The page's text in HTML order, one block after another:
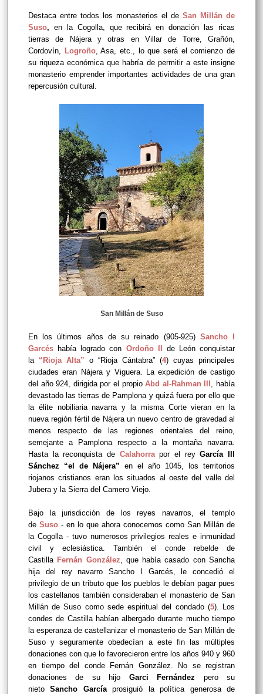
Destaca entre todos los monasterios el de San Millán de
Suso, en la Cogolla, que recibirá en donación las ricas
tierras de Nájera y otras en Villar de Torre, Grañón,
Cordovín, Logroño, Asa, etc., lo que será el comienzo de
su riqueza económica que habría de permitir a este insigne
monasterio emprender importantes actividades de una gran
repercusión cultural.
San Millán de Suso
En los últimos años de su reinado (905-925) Sancho I
Garcés había logrado con Ordoño II
de León conquistar
la “Rioja Alta” o “Rioja Cántabra” (4) cuyas principales
ciudades eran Nájera y Viguera. La expedición de castigo
del año 924, dirigida por el propioAbd al-Rahman III , había
devastado las tierras de Pamplona y quizá fuera por ello que
la élite nobiliaria navarra y la misma Corte vieran en la
nueva región fértil de Nájera un nuevo centro de gravedad al
menos respecto de las regiones orientales del reino,
semejante a Pamplona respecto a la montaña navarra.
Hasta la reconquista de Calahorra por el reyGarcía III
Sánchez “el de Nájera” en el año 1045, los territorios
riojanos cristianos eran los situados al oeste del valle del
Jubera y la Sierra del Camero Viejo.
Bajo la jurisdicción de los reyes navarros, el templo
de Suso - en lo que ahora conocemos como San Millán de
la Cogolla - tuvo numerosos privilegios reales e inmunidad
civil y eclesiástica. También el conde rebelde de
Castilla Fernán González, que había casado con Sancha
hija del rey navarro Sancho I Garcés, le concedió el
privilegio de un tributo que los pueblos le debían pagar pues
los castellanos también consideraban el monasterio de San
Millán de Suso como sede espiritual del condado (5). Los
condes de Castilla habían albergado durante mucho tiempo
la esperanza de castellanizar el monasterio de San Millán de
Suso y seguramente obedecían a este fin las múltiples
donaciones con que lo favorecieron entre los años 940 y 960
en tiempo del conde Fernán González. No se registran
donaciones de su hijo Garci Fernández pero su
nietoSancho Garcíaprosiguió la política generosa de